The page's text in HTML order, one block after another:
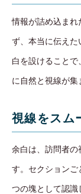
情報が詰め込まれ
ず、本当に伝えた
白を設けること
に自然と視線が集
視線をスム
余白は、訪問者の
す。セクションご
つの塊として認識